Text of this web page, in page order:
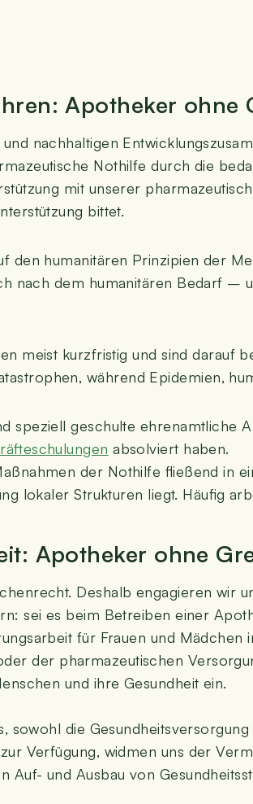
Apo­the­ker ohne
nach­hal­ti­gen
Not­hil­fe durch die
mit unse­rer
bittet.
den huma­ni­tä­ren Prin­zi­pi­en der
nach dem huma­ni­tä­ren Bedarf –
meist kurz­fris­tig und sind dar­auf
wäh­rend Epi­de­mien,
spe­zi­ell geschul­te ehren­amt­li­che
absol­viert haben.
der Not­hil­fe flie­ßend in
loka­ler Struk­tu­ren liegt. Häu­fig
Apo­the­ker ohne
Des­halb enga­gie­ren wir
sei es beim Betrei­ben einer
für Frau­en und
der phar­ma­zeu­ti­schen
und ihre Gesund­heit ein.
sowohl die
Ver­fü­gung, wid­men uns der
Auf- und Aus­bau von